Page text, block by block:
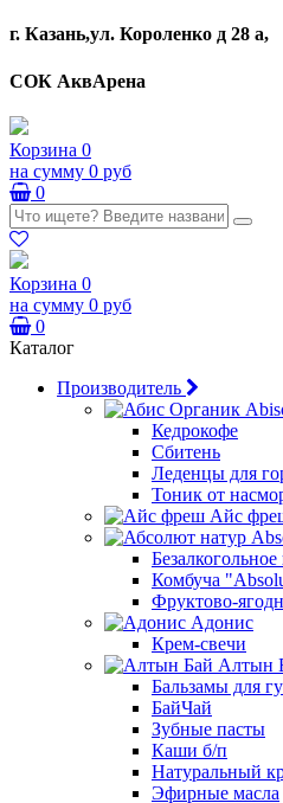
г. Казань,ул. Короленко д 28 а,
СОК АквАрена
Корзина 0
на сумму 0 руб
0
Корзина 0
на сумму 0 руб
0
Каталог
Производитель
Кедрокофе
Сбитень
Леденцы для
Тоник от
Айс
Комбуча
Фруктово-
Адонис
Крем-свечи
Алтын
Бальзамы для
БайЧай
Зубные пасты
Каши б/п
Натуральный
Эфирные масла